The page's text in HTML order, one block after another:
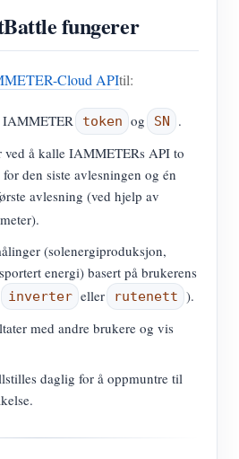
fungerer
Cloud APItil:
IAMMETER token og SN
.
ved å kalle IAMMETERs API to
den siste avlesningen og én
avlesning (ved hjelp av
(solenergiproduksjon,
energi) basert på brukerens
inverter eller rutenett ).
med andre brukere og vis
daglig for å oppmuntre til